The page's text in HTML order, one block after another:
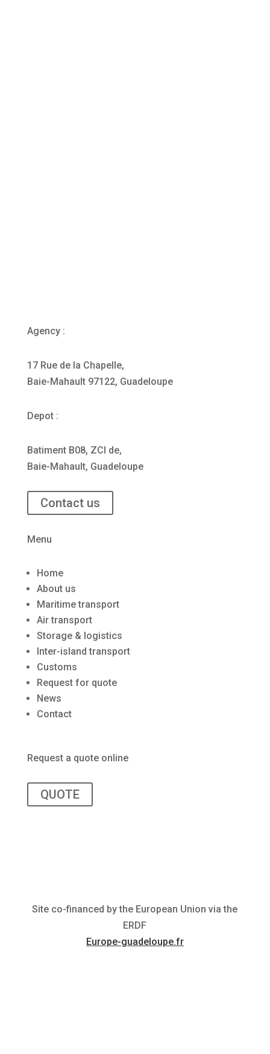
Agency :
17 Rue de la Chapelle,
Baie-Mahault 97122, Guadeloupe
Depot :
Batiment B08, ZCI de,
Baie-Mahault, Guadeloupe
Contact us
Menu
Home
About us
Maritime transport
Air transport
Storage & logistics
Inter-island transport
Customs
Request for quote
News
Contact
Request a quote online
QUOTE
Site co-financed by the European Union via the
ERDF
Europe-guadeloupe.fr